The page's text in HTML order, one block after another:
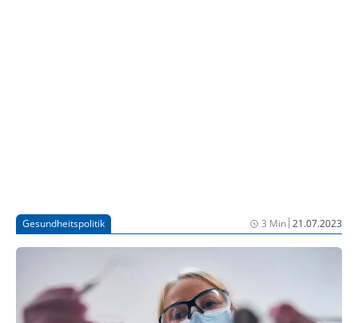
Gesundheitspolitik 3 Min|21.07.2023